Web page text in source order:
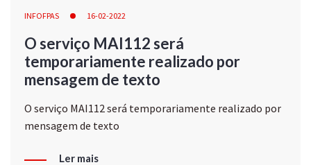
INFOFPAS 16-02-2022
O serviço MAI112 será
temporariamente realizado por
mensagem de texto
O serviço MAI112 será temporariamente realizado por
mensagem de texto
Ler mais